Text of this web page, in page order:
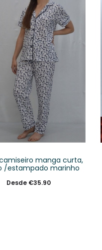
manga curta,
/estampado marinho
Desde €35.90